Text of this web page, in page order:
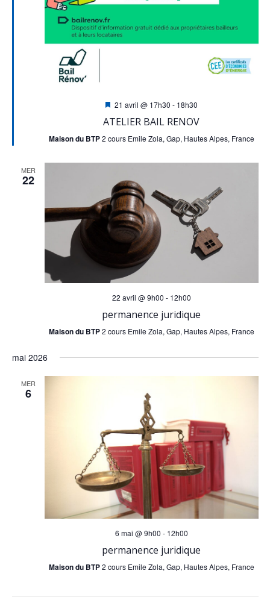
Mis
avant
21 avril @ 17h30 - 18h30
ATELIER BAIL RENOV
Maison du BTP2 cours Emile Zola, Gap, Hautes Alpes, France
MER
22
22 avril @ 9h00 - 12h00
permanence juridique
Maison du BTP2 cours Emile Zola, Gap, Hautes Alpes, France
mai 2026
MER
6
6 mai @ 9h00 - 12h00
permanence juridique
Maison du BTP2 cours Emile Zola, Gap, Hautes Alpes, France